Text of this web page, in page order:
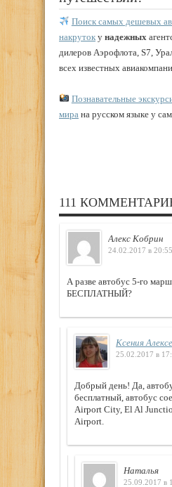
Поиск самых дешевых
накруток у надежных
дилеров Аэрофлота, S7,
всех известных
Познавательные
мира на русском языке у
111
Алекс Кобрин
24.02.2017 в 20:55
А разве автобус 5-го
БЕСПЛАТНЫЙ?
Ксения
25.02.2017 в
Добрый день! Да,
бесплатный, автобус
Airport City, El Al
Airport.
Наталья
25.09.2017 в